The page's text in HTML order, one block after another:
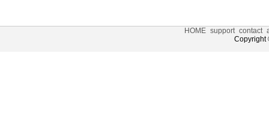
HOME support contact
Copyright